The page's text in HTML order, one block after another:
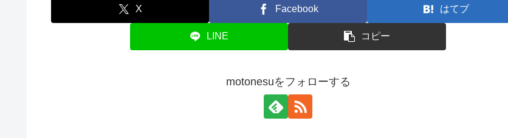
X Facebook はてブ
LINE コピー
motonesuをフォローする